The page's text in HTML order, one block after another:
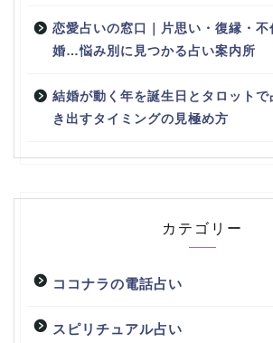
恋愛占いの窓口｜片思い・復縁・不
婚…悩み別に見つかる占い案内所
結婚が動く年を誕生日とタロットで
き出すタイミングの見極め方
カテゴリー
ココナラの電話占い
スピリチュアル占い